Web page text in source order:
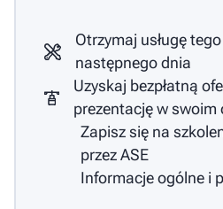
Otrzymaj usługę
następnego dnia
Uzyskaj bezpłatną
prezentację w swoim
Zapisz się na
przez ASE
Informacje ogólne i